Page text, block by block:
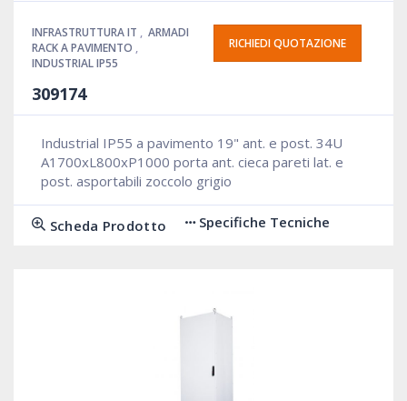
INFRASTRUTTURA IT , ARMADI
RACK A PAVIMENTO ,
INDUSTRIAL IP55
309174
RICHIEDI QUOTAZIONE
Industrial IP55 a pavimento 19" ant. e post. 34U
A1700xL800xP1000 porta ant. cieca pareti lat. e
post. asportabili zoccolo grigio
Scheda Prodotto Specifiche Tecniche